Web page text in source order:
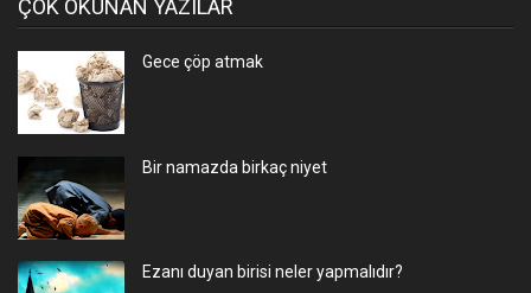
ÇOK OKUNAN YAZILAR
Gece çöp atmak
Bir namazda birkaç niyet
Ezanı duyan birisi neler yapmalıdır?